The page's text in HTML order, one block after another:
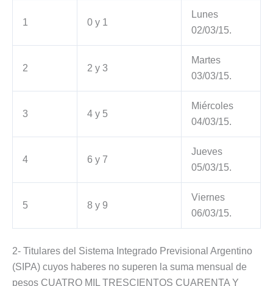
1 0 y 1
Lunes
02/03/15.
2 2 y 3
Martes
03/03/15.
3 4 y 5
Miércoles
04/03/15.
4 6 y 7
Jueves
05/03/15.
5 8 y 9
Viernes
06/03/15.
2- Titulares del Sistema Integrado Previsional Argentino
(SIPA) cuyos haberes no superen la suma mensual de
pesos CUATRO MIL TRESCIENTOS CUARENTA Y